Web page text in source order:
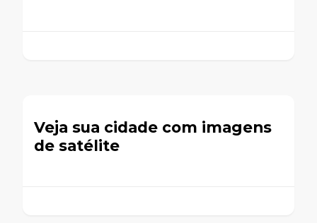
Veja sua cidade com imagens
de satélite